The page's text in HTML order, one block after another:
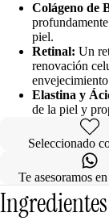
Colágeno de
piel.
Retinal: Un
renovación
Elastina y
de la piel y
Seleccionado
Te asesoramos
Ingredientes